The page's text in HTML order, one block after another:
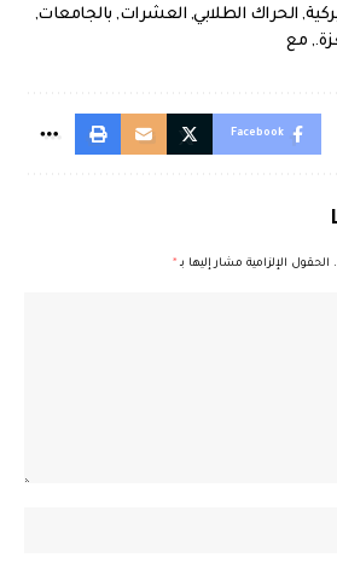
, الحراك الطلابي, العشرات, بالجامعات,
, مع
Facebook
الحقول الإلزامية مشار إليها بـ *